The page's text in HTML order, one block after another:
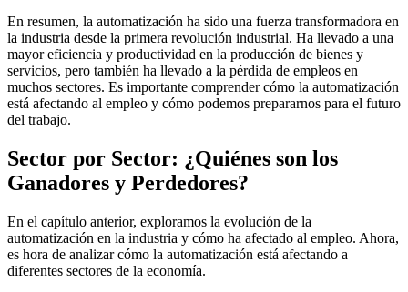
En resumen, la automatización ha sido una fuerza transformadora en
la industria desde la primera revolución industrial. Ha llevado a una
mayor eficiencia y productividad en la producción de bienes y
servicios, pero también ha llevado a la pérdida de empleos en
muchos sectores. Es importante comprender cómo la automatización
está afectando al empleo y cómo podemos prepararnos para el futuro
del trabajo.
Sector por Sector: ¿Quiénes son los
Ganadores y Perdedores?
En el capítulo anterior, exploramos la evolución de la
automatización en la industria y cómo ha afectado al empleo. Ahora,
es hora de analizar cómo la automatización está afectando a
diferentes sectores de la economía.